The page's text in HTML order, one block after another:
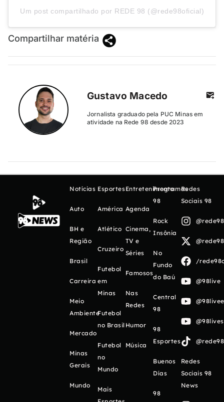
Um post compartilhado por REDE 98 (@rede98oficial)
Compartilhar matéria
Gustavo Macedo
Jornalista graduado pela PUC Minas em
atividade na Rede 98 desde 2023
Notícias
Auto
BH e
Região
Brasil
Carreira
Meio
Ambiente
Mercado
Minas
Gerais
Mundo
Esportes
América
Atlético
Cruzeiro
Futebol
em
Minas
Futebol
no Brasil
Futebol
no
Mundo
Mais
Entretenimento
Agenda
Cinema,
TV e
Séries
Famosos
Nas
Redes
Humor
Música
Programas
98
Rock
Insônia
No
Fundo
do Baú
Central
98
98
Esportes
Buenos
Días
98
Redes
Sociais 98
/
@98live
Redes
Sociais 98
News